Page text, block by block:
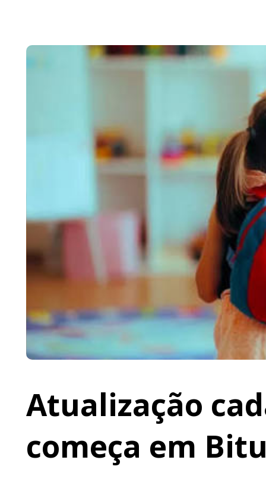
Atualização
começa em